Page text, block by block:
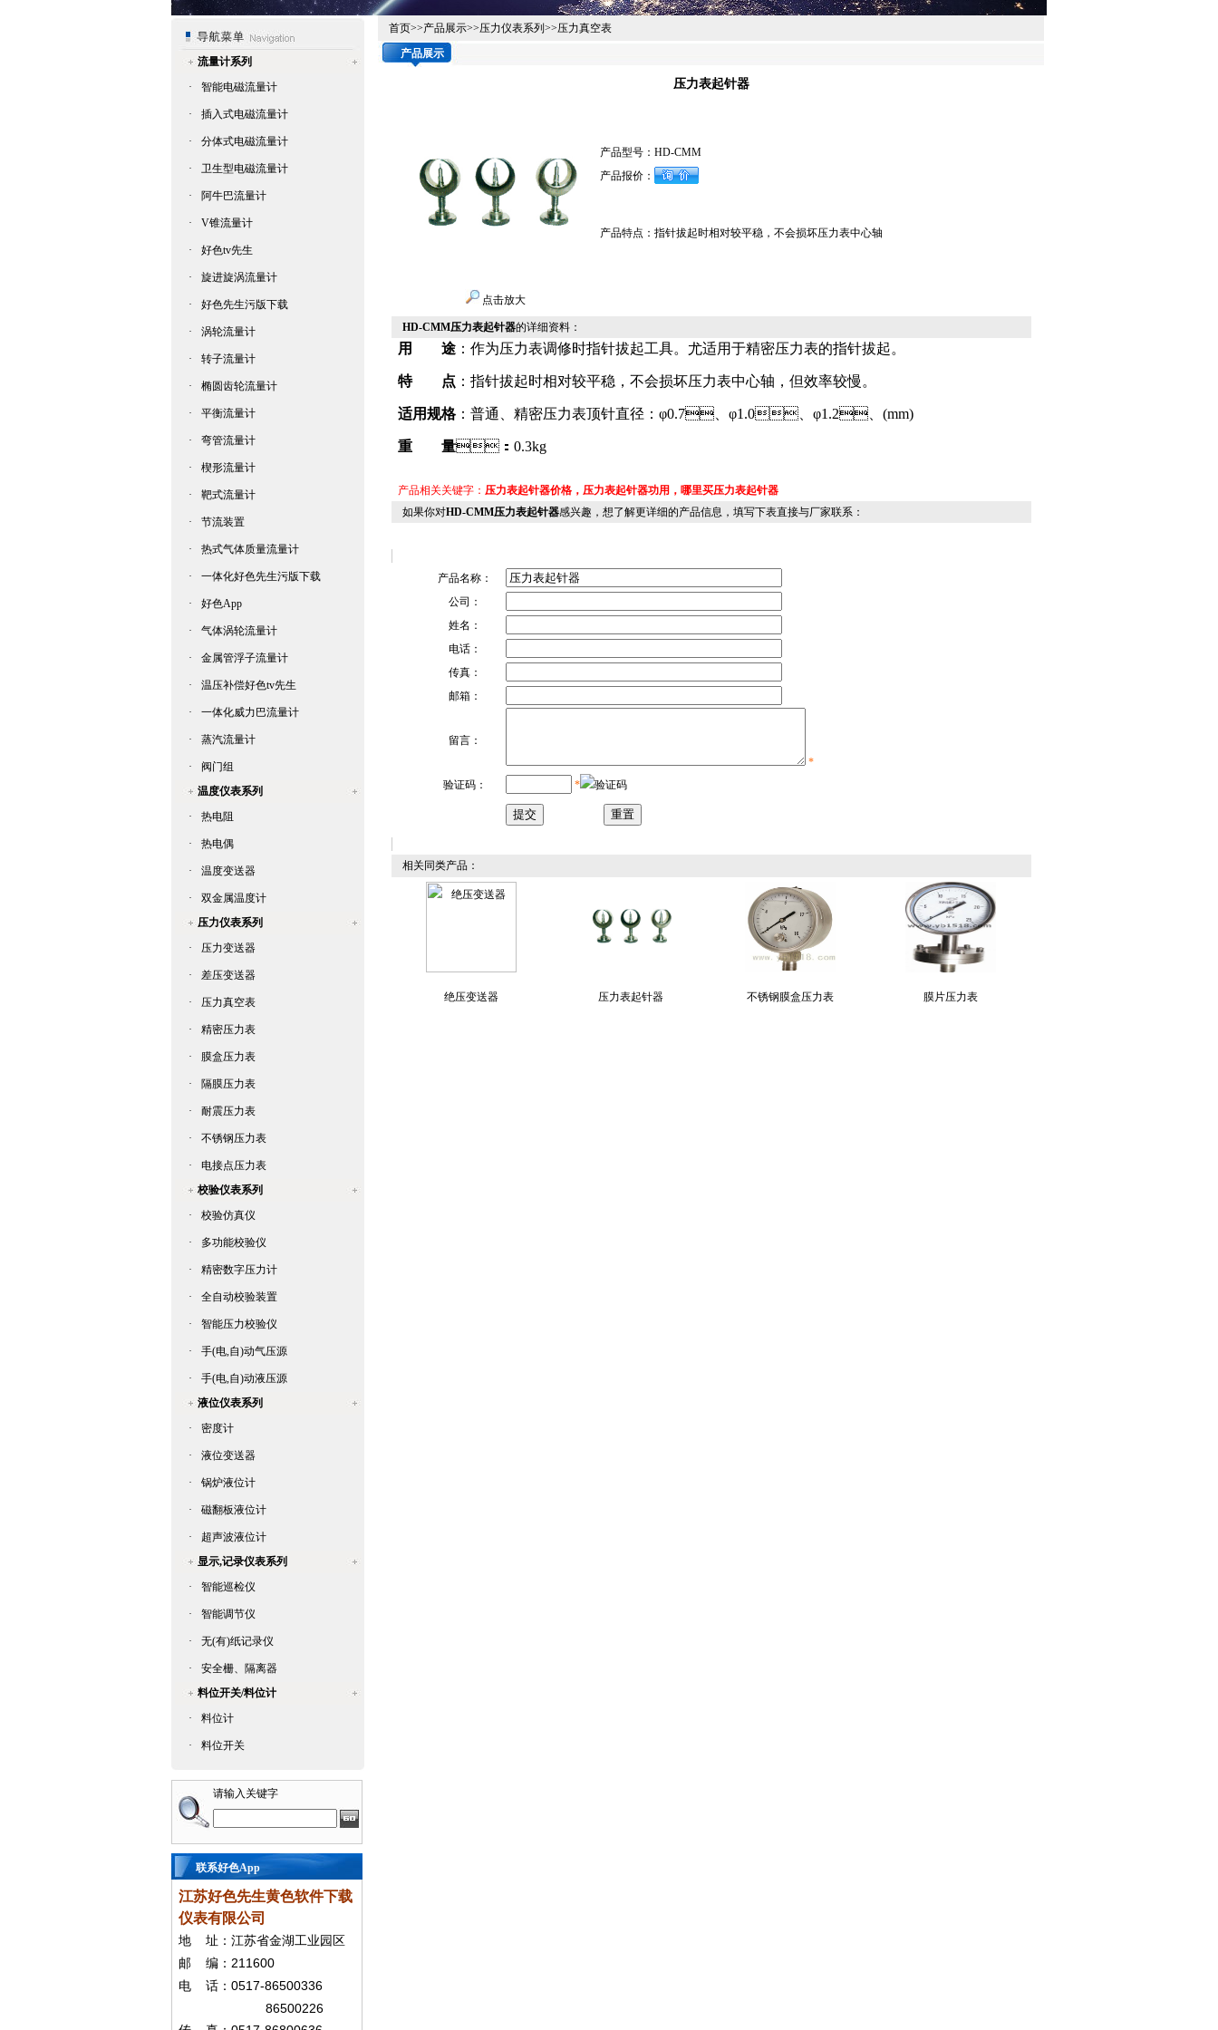
流量计系列
·
智能电磁流量计
· 插入式电磁流量计
· 分体式电磁流量计
· 卫生型电磁流量计
· 阿牛巴流量计
· V锥流量计
· 好色tv先生
· 旋进旋涡流量计
· 好色先生污版下载
· 涡轮流量计
· 转子流量计
· 椭圆齿轮流量计
· 平衡流量计
· 弯管流量计
· 楔形流量计
· 靶式流量计
· 节流装置
· 热式气体质量流量计
· 一体化好色先生污版下载
· 好色App
· 气体涡轮流量计
· 金属管浮子流量计
· 温压补偿好色tv先生
· 一体化威力巴流量计
· 蒸汽流量计
·
阀门组
温度仪表系列
·
热电阻
· 热电偶
· 温度变送器
·
双金属温度计
压力仪表系列
·
压力变送器
· 差压变送器
· 压力真空表
· 精密压力表
· 膜盒压力表
· 隔膜压力表
· 耐震压力表
· 不锈钢压力表
·
电接点压力表
校验仪表系列
·
校验仿真仪
· 多功能校验仪
· 精密数字压力计
· 全自动校验装置
· 智能压力校验仪
· 手(电,自)动气压源
·
手(电,自)动液压源
液位仪表系列
·
密度计
· 液位变送器
· 锅炉液位计
· 磁翻板液位计
·
超声波液位计
显示,记录仪表系列
·
智能巡检仪
· 智能调节仪
· 无(有)纸记录仪
·
安全栅、隔离器
料位开关/料位计
·
料位计
· 料位开关
请输入关键字
联系好色App
江苏好色先生黄色软件下载
仪表有限公司
地
址：江苏省金湖工业园区
邮
编： 211600
电 话： 0517-86500336
86500226
首页>>产品展示>>压力仪表系列 >>压力真空表
产品展示
压力表起针器
点击放大
产品型号： HD-CMM
产品报价：
产品特点： 指针拔起时相对较平稳，不会损坏压力表中心轴
HD-CMM压力表起针器的详细资料：
用 途 ：作为压力表调修时指针拔起工具。尤适用于精密压力表的指针拔起。
特 点 ：指针拔起时相对较平稳，不会损坏压力表中心轴，但效率较慢。
适用规格：普通、精密压力表顶针直径：φ0.7、φ1.0、φ1.2、(mm)
重 量：0.3kg
产品相关关键字： 压力表起针器价格，压力表起针器功用，哪里买压力表起针器
如果你对HD-CMM压力表起针器感兴趣，想了解更详细的产品信息，填写下表直接与厂家联系：
产品名称：
公司：
姓名：
电话：
传真：
邮箱：
留言：
*
验证码：
*
相关同类产品：
绝压变送器 压力表起针器 不锈钢膜盒压力表 膜片压力表